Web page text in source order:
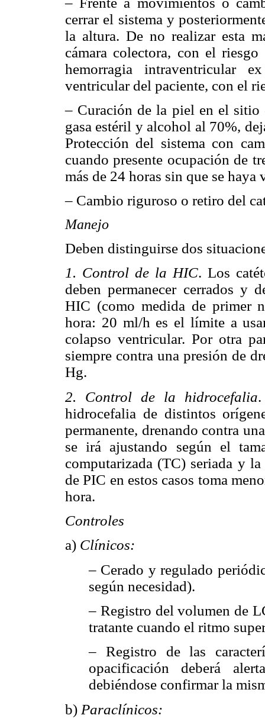
cerrar el sistema y
la altura. De no realizar esta
cámara colectora, con el
hemorragia intraventricular
ventricular del paciente, con el
– Curación de la piel en el sitio
gasa estéril y alcohol al 70%,
Protección del sistema con
cuando presente ocupación de
más de 24 horas sin que se haya
– Cambio riguroso o retiro del
Manejo
Deben distinguirse dos
1. Control de la HIC. Los
deben permanecer cerrados y
HIC (como medida de primer
hora: 20 ml/h es el límite a
colapso ventricular. Por otra
siempre contra una presión de
Hg.
2. Control de la hidrocefalia
hidrocefalia de distintos
permanente, drenando contra
se irá ajustando según el
computarizada (TC) seriada y
de PIC en estos casos toma
hora.
Controles
a) Clínicos:
– Cerado y regulado
según necesidad).
– Registro del volumen de
tratante cuando el ritmo
– Registro de las
opacificación deberá
debiéndose confirmar la
b) Paraclínicos: